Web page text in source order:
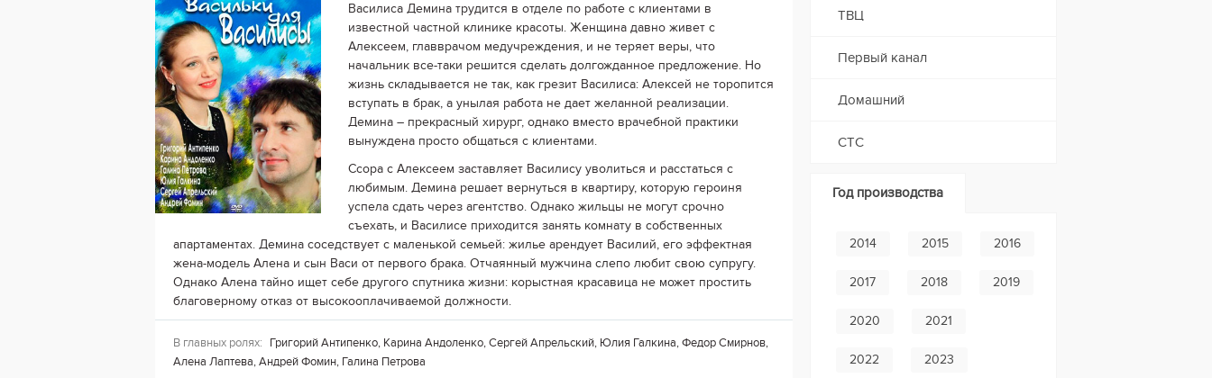
Василиса Демина трудится в отделе по работе с клиентами в
известной частной клинике красоты. Женщина давно живет с
Алексеем, главврачом медучреждения, и не теряет веры, что
начальник все-таки решится сделать долгожданное предложение. Но
жизнь складывается не так, как грезит Василиса: Алексей не торопится
вступать в брак, а унылая работа не дает желанной реализации.
Демина – прекрасный хирург, однако вместо врачебной практики
вынуждена просто общаться с клиентами.
Ссора с Алексеем заставляет Василису уволиться и расстаться с
любимым. Демина решает вернуться в квартиру, которую героиня
успела сдать через агентство. Однако жильцы не могут срочно
съехать, и Василисе приходится занять комнату в собственных
апартаментах. Демина соседствует с маленькой семьей: жилье арендует Василий, его эффектная
жена-модель Алена и сын Васи от первого брака. Отчаянный мужчина слепо любит свою супругу.
Однако Алена тайно ищет себе другого спутника жизни: корыстная красавица не может простить
благоверному отказ от высокооплачиваемой должности.
В главных ролях:
Григорий Антипенко, Карина Андоленко, Сергей Апрельский, Юлия Галкина, Федор Смирнов,
Алена Лаптева, Андрей Фомин, Галина Петрова
ТВЦ
Первый канал
Домашний
СТС
Год производства
2014 2015 2016
2017 2018 2019
2020 2021
2022 2023